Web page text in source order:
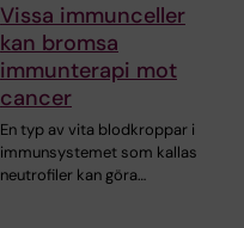
Vissa immunceller
kan bromsa
immunterapi mot
cancer
En typ av vita blodkroppar i
immunsystemet som kallas
neutrofiler kan göra…